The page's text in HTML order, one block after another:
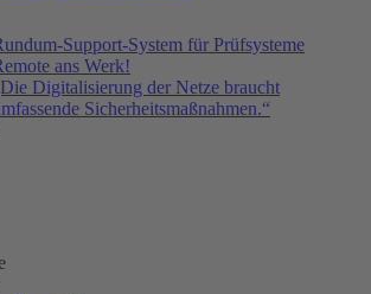
Support-System für Prüfsysteme
ans Werk!
Digitalisierung der Netze braucht
Sicherheitsmaßnahmen.“